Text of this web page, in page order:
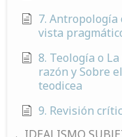
7.
vista
8. Teología o
razón y Sobre
teodicea
9. Revisión